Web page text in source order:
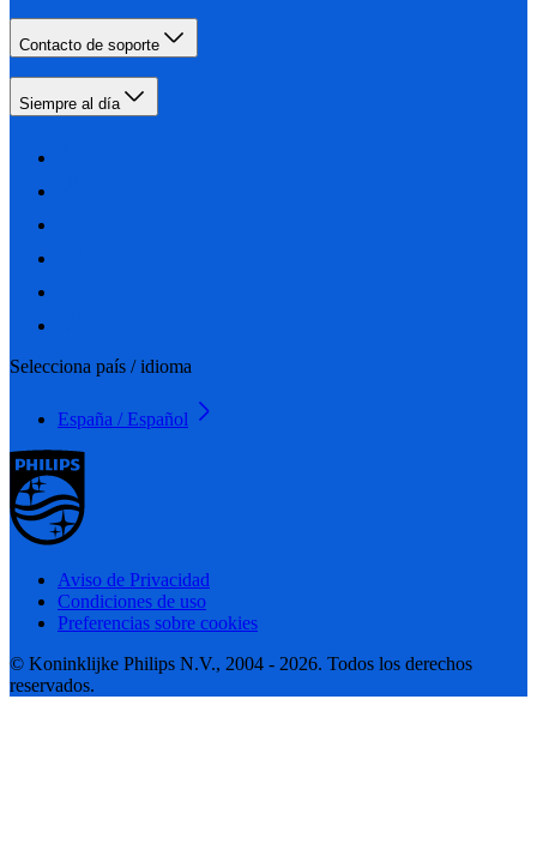
Contacto de soporte
Siempre al día
Selecciona país / idioma
España / Español
Aviso de Privacidad
Condiciones de uso
Preferencias sobre cookies
© Koninklijke Philips N.V., 2004 - 2026. Todos los derechos
reservados.